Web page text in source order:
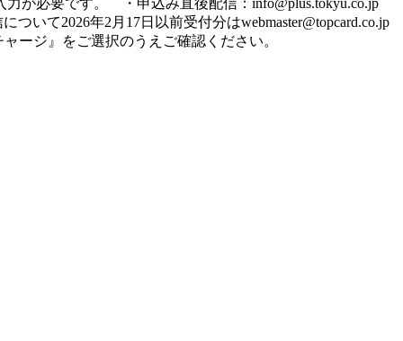
が必要です。 ・申込み直後配信：info@plus.tokyu.co.jp
て2026年2月17日以前受付分はwebmaster@topcard.co.jp
ージ』をご選択のうえご確認ください。